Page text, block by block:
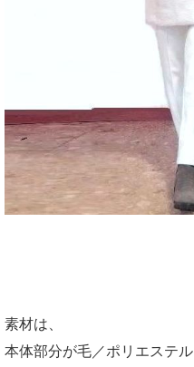
素材は、
本体部分が毛／ポリエステル